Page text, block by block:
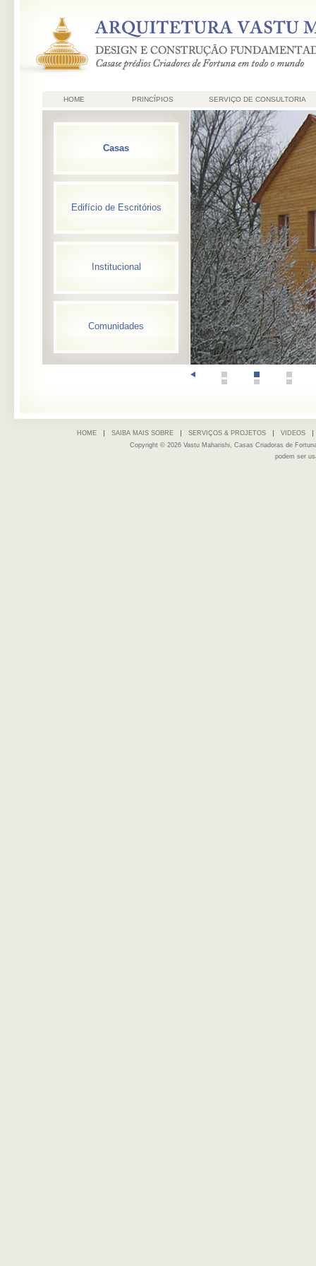
HOME PRINCÍPIOS SERVIÇO DE CONSULTORIA
Casas
Edifício de Escritórios
Institucional
Comunidades
HOME SAIBA MAIS SOBRE SERVIÇOS & PROJETOS
VIDEOS
Copyright © 2026 Vastu Maharishi, Casas Criadoras de
podem ser